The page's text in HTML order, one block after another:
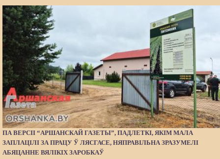
ПА ВЕРСІІ “АРШАНСКАЙ ГАЗЕТЫ”, ПАДЛЕТКІ, ЯКІМ МАЛА
ЗАПЛАЦІЛІ ЗА ПРАЦУ Ў ЛЯСГАСЕ, НЯПРАВІЛЬНА ЗРАЗУМЕЛІ
АБЯЦАННЕ ВЯЛІКІХ ЗАРОБКАЎ